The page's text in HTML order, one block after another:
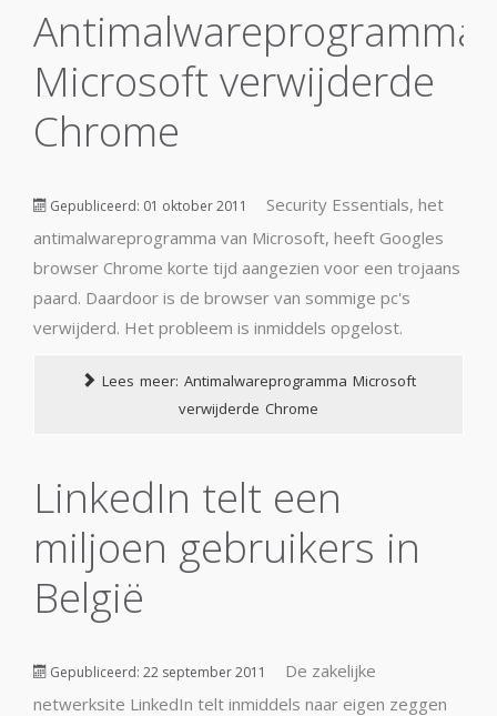
Antimalwareprogramma
Microsoft verwijderde
Chrome
Gepubliceerd: 01 oktober 2011
Security Essentials, het
antimalwareprogramma van Microsoft, heeft Googles
browser Chrome korte tijd aangezien voor een trojaans
paard. Daardoor is de browser van sommige pc's
verwijderd. Het probleem is inmiddels opgelost.
Lees meer: Antimalwareprogramma Microsoft
verwijderde Chrome
LinkedIn telt een
miljoen gebruikers in
België
Gepubliceerd: 22 september 2011
De zakelijke
netwerksite LinkedIn telt inmiddels naar eigen zeggen